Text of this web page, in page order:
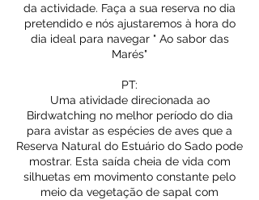
da actividade. Faça a sua reserva no dia
pretendido e nós ajustaremos à hora do
dia ideal para navegar " Ao sabor das
Marés"
PT:
Uma atividade direcionada ao
Birdwatching no melhor período do dia
para avistar as espécies de aves que a
Reserva Natural do Estuário do Sado pode
mostrar. Esta saída cheia de vida com
silhuetas em movimento constante pelo
meio da vegetação de sapal com